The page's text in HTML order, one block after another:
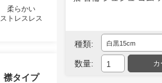
柔らかい
ストレスレス
襟タイプ
種類:
数量: